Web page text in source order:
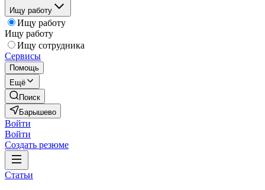
Ищу работу
Ищу работу
Ищу работу
Ищу сотрудника
Сервисы
Помощь
Ещё
Поиск
Барышево
Войти
Войти
Создать резюме
Статьи